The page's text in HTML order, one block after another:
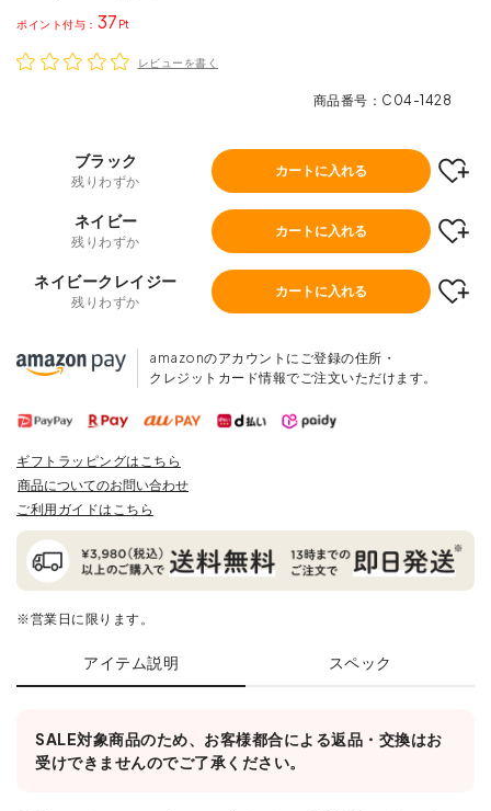
37
ポイント
レビューを書く
商品番号 C04-1428
ブラック
残りわずか
カートに入れる
ネイビー
残りわずか
カートに入れる
ネイビークレイジー
残りわずか
カートに入れる
amazonのアカウントにご登録の住所・
クレジットカード情報でご注文いただけます。
ギフトラッピングはこちら
商品についてのお問い合わせ
ご利用ガイドはこちら
※営業日に限ります。
アイテム説明 スペック
SALE対象商品のため、お客様都合による返品・交換はお
受けできませんのでご了承ください。